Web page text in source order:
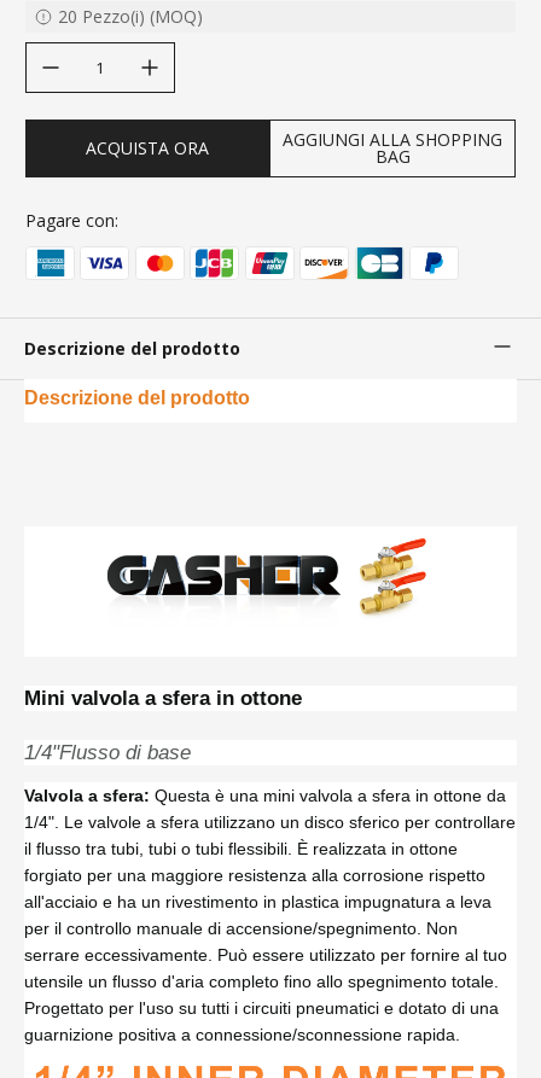
20 Pezzo(i) (MOQ)
ACQUISTA ORA AGGIUNGI ALLA SHOPPING
BAG
Pagare con:
Descrizione del prodotto
Descrizione del prodotto
Mini valvola a sfera in ottone
1/4"Flusso di base
Valvola a sfera: Questa è una mini valvola a sfera in ottone da
1/4". Le valvole a sfera utilizzano un disco sferico per controllare
il flusso tra tubi, tubi o tubi flessibili. È realizzata in ottone
forgiato per una maggiore resistenza alla corrosione rispetto
all'acciaio e ha un rivestimento in plastica impugnatura a leva
per il controllo manuale di accensione/spegnimento. Non
serrare eccessivamente. Può essere utilizzato per fornire al tuo
utensile un flusso d'aria completo fino allo spegnimento totale.
Progettato per l'uso su tutti i circuiti pneumatici e dotato di una
guarnizione positiva a connessione/sconnessione rapida.